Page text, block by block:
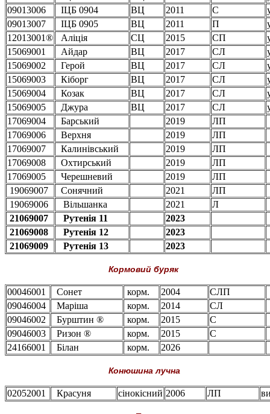
09013006
ІЦБ 0904 ВЦ 2011 С
09013007
ІЦБ 0905 ВЦ 2011 П
12013001®
Аліція СЦ 2015 СП
15069001
Айдар ВЦ 2017 СЛ
15069002
Герой ВЦ 2017 СЛ
15069003
Кіборг ВЦ 2017 СЛ
15069004
Козак ВЦ 2017 СЛ
15069005
Джура ВЦ 2017 СЛ
17069004
Барський 2019
ЛП
17069006
Верхня 2019
ЛП
17069007
Калинівський 2019
ЛП
17069008
Охтирський 2019
ЛП
17069005
Черешневий 2019
ЛП
19069007
Сонячний 2021
ЛП
19069006
Вільшанка 2021
Л
21069007
Рутенія 11
2023
21069008
Рутенія 12
2023
21069009
Рутенія 13 2023
Кормовий буряк
00046001 Сонет корм. 2004
СЛП
09046004
Маріша корм. 2014
СЛ
09046002
Бурштин ® корм. 2015
С
09046003
Ризон ® корм. 2015
С
24166001
Білан корм. 2026
Конюшина лучна
02052001 Красуня сінокісний 2006 ЛП